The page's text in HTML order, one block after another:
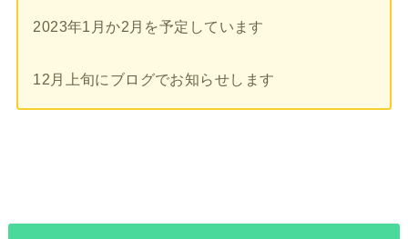
2023年1月か2月を予定しています
12月上旬にブログでお知らせします